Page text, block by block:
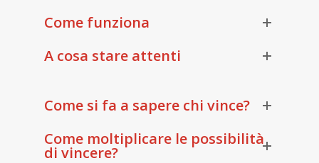
Come funziona
A cosa stare attenti
Come si fa a sapere chi vince?
Come moltiplicare le possibilità
di vincere?